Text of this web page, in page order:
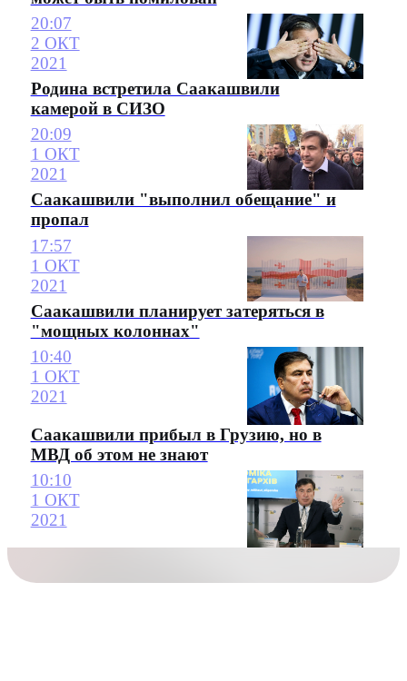
20:07
2 ОКТ
2021
Родина встретила Саакашвили
камерой в СИЗО
20:09
1 ОКТ
2021
Саакашвили "выполнил обещание" и
пропал
17:57
1 ОКТ
2021
Саакашвили планирует затеряться в
"мощных колоннах"
10:40
1 ОКТ
2021
Саакашвили прибыл в Грузию, но в
МВД об этом не знают
10:10
1 ОКТ
2021